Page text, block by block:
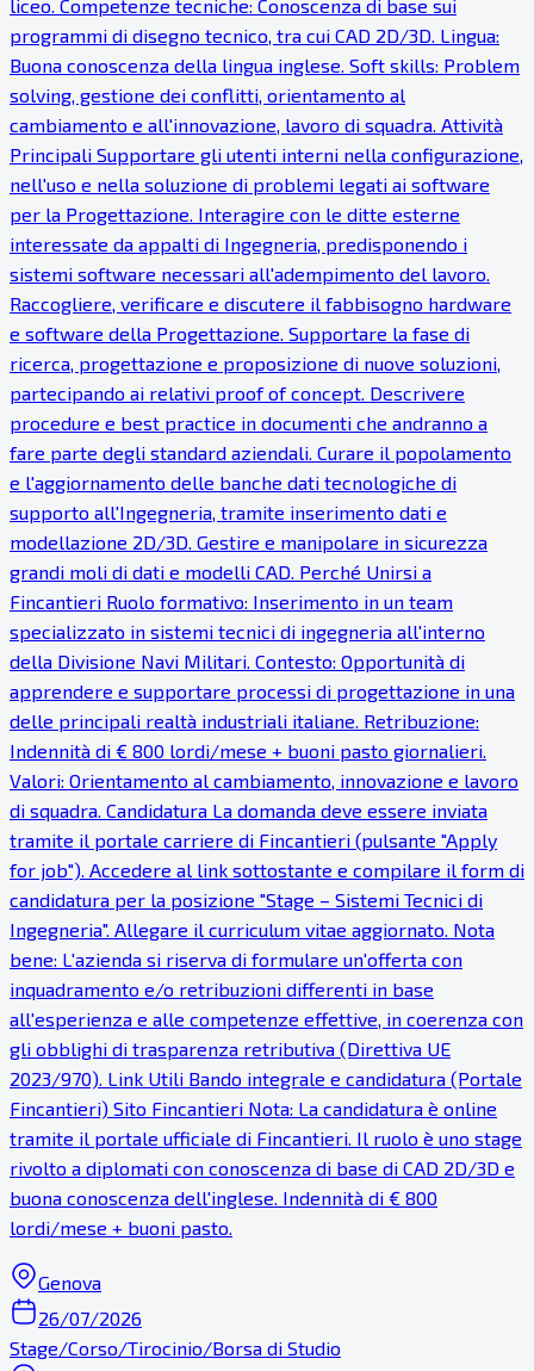
liceo. Competenze tecniche: Conoscenza di base sui
programmi di disegno tecnico, tra cui CAD 2D/3D. Lingua:
Buona conoscenza della lingua inglese. Soft skills: Problem
solving, gestione dei conflitti, orientamento al
cambiamento e all'innovazione, lavoro di squadra. Attività
Principali Supportare gli utenti interni nella configurazione,
nell'uso e nella soluzione di problemi legati ai software
per la Progettazione. Interagire con le ditte esterne
interessate da appalti di Ingegneria, predisponendo i
sistemi software necessari all'adempimento del lavoro.
Raccogliere, verificare e discutere il fabbisogno hardware
e software della Progettazione. Supportare la fase di
ricerca, progettazione e proposizione di nuove soluzioni,
partecipando ai relativi proof of concept. Descrivere
procedure e best practice in documenti che andranno a
fare parte degli standard aziendali. Curare il popolamento
e l'aggiornamento delle banche dati tecnologiche di
supporto all'Ingegneria, tramite inserimento dati e
modellazione 2D/3D. Gestire e manipolare in sicurezza
grandi moli di dati e modelli CAD. Perché Unirsi a
Fincantieri Ruolo formativo: Inserimento in un team
specializzato in sistemi tecnici di ingegneria all'interno
della Divisione Navi Militari. Contesto: Opportunità di
apprendere e supportare processi di progettazione in una
delle principali realtà industriali italiane. Retribuzione:
Indennità di € 800 lordi/mese + buoni pasto giornalieri.
Valori: Orientamento al cambiamento, innovazione e lavoro
di squadra. Candidatura La domanda deve essere inviata
tramite il portale carriere di Fincantieri (pulsante "Apply
for job"). Accedere al link sottostante e compilare il form di
candidatura per la posizione "Stage – Sistemi Tecnici di
Ingegneria". Allegare il curriculum vitae aggiornato. Nota
bene: L'azienda si riserva di formulare un'offerta con
inquadramento e/o retribuzioni differenti in base
all'esperienza e alle competenze effettive, in coerenza con
gli obblighi di trasparenza retributiva (Direttiva UE
2023/970). Link Utili Bando integrale e candidatura (Portale
Fincantieri) Sito Fincantieri Nota: La candidatura è online
tramite il portale ufficiale di Fincantieri. Il ruolo è uno stage
rivolto a diplomati con conoscenza di base di CAD 2D/3D e
buona conoscenza dell'inglese. Indennità di € 800
lordi/mese + buoni pasto.
Genova
26/07/2026
Stage/Corso/Tirocinio/Borsa di Studio